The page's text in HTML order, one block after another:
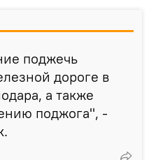
поджечь
дороге в
а также
поджога", -